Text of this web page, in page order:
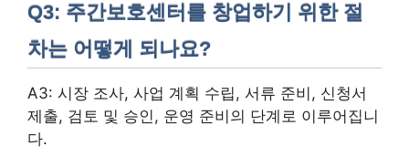
Q3: 주간보호센터를 창업하기 위한 절
차는 어떻게 되나요?
A3: 시장 조사, 사업 계획 수립, 서류 준비, 신청서
제출, 검토 및 승인, 운영 준비의 단계로 이루어집니
다.